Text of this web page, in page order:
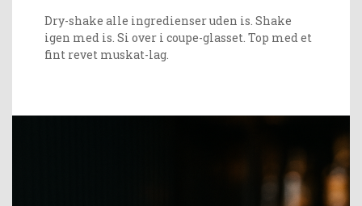
Dry-shake alle ingredienser uden is. Shake
igen med is. Si over i coupe-glasset. Top med et
fint revet muskat-lag.